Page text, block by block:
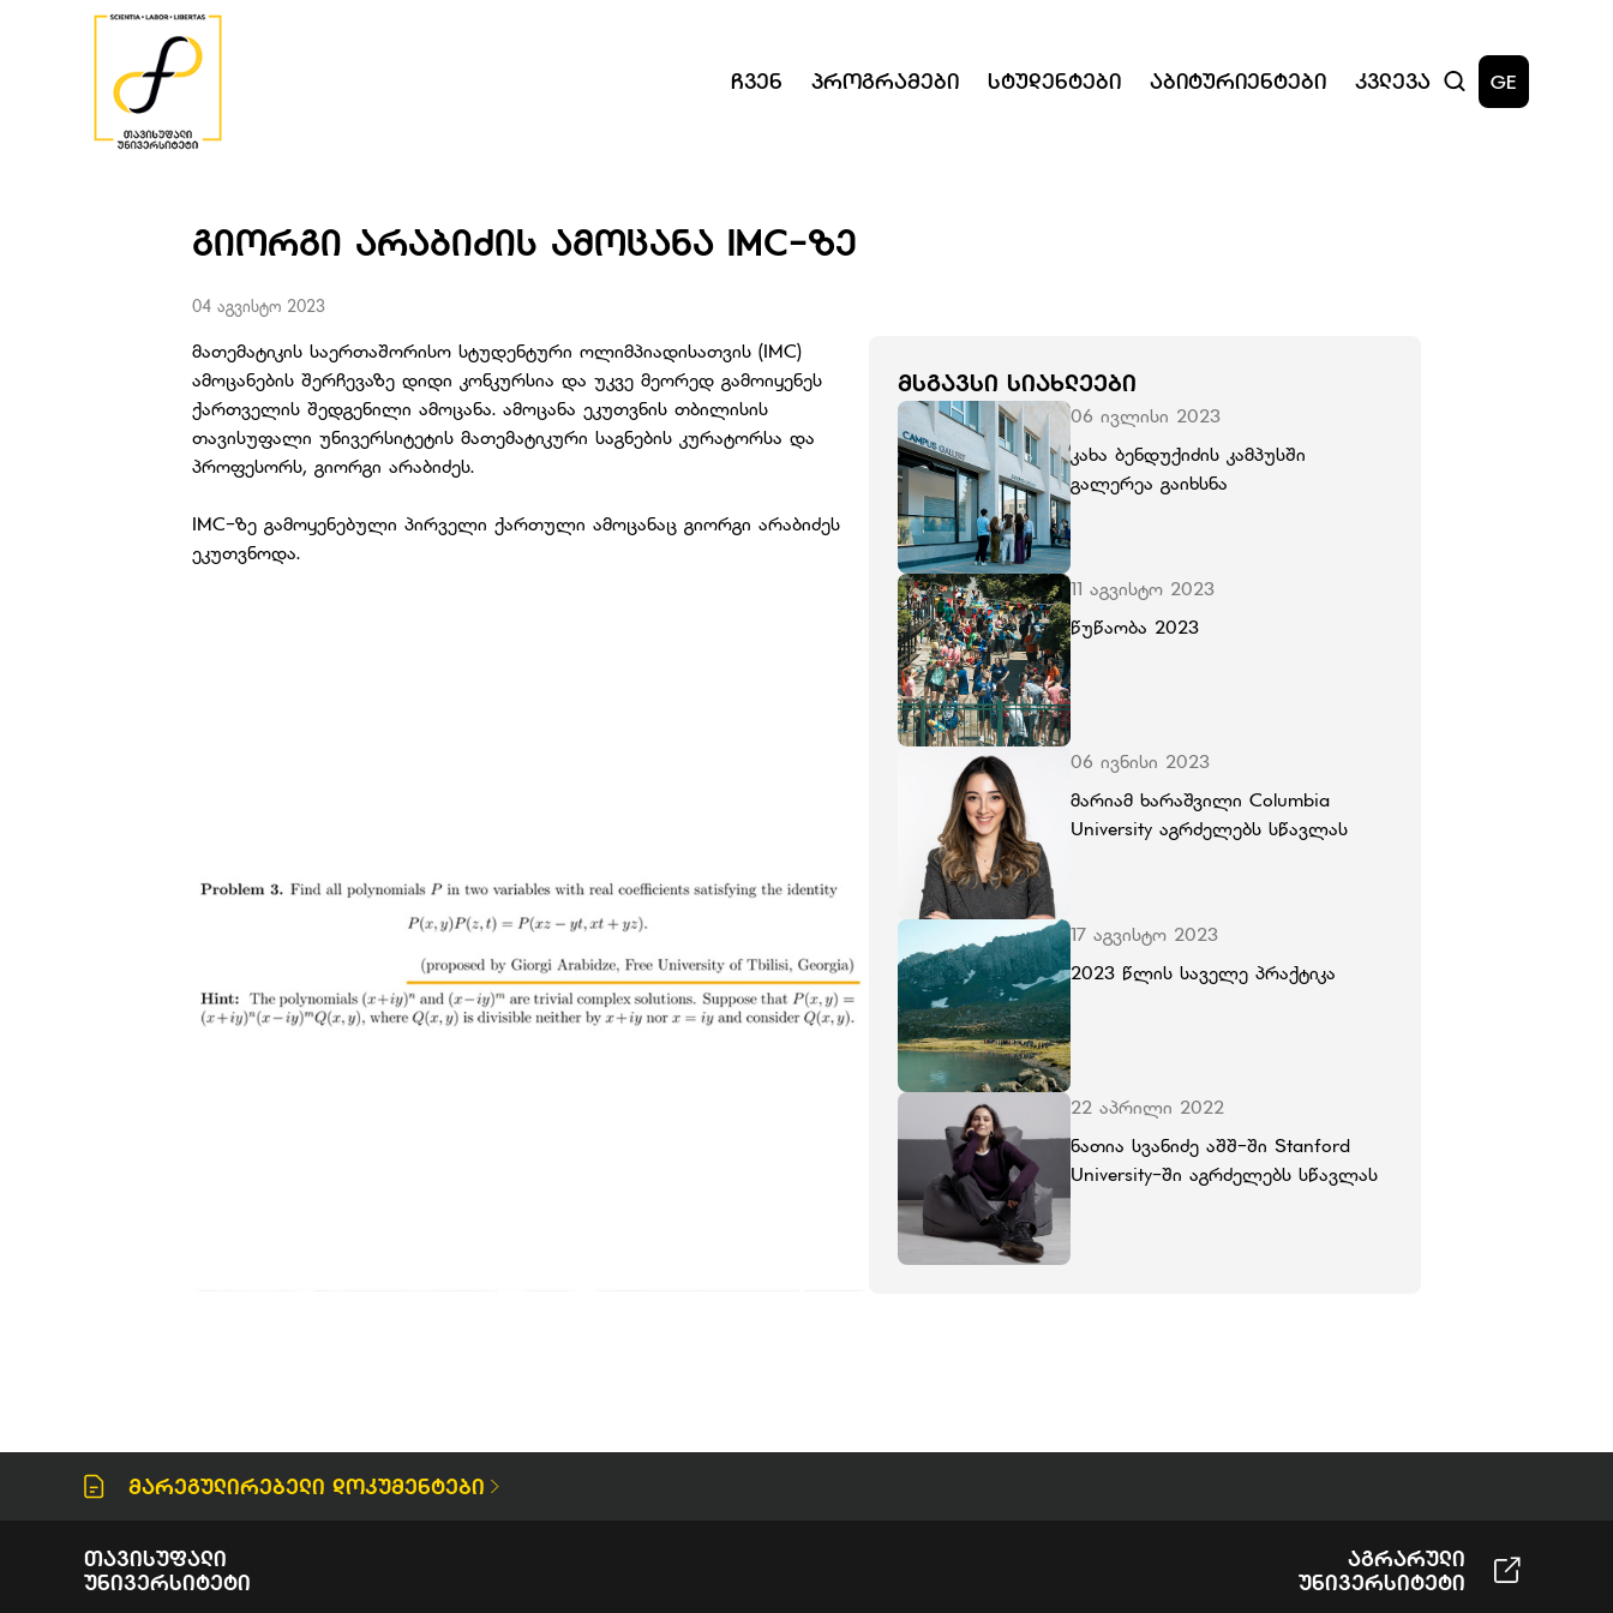
Ჩვენ Პროგრამები Სტუდენტები Აბიტურიენტები Კვლევა GE
ᲒᲘᲝᲠᲒᲘ ᲐᲠᲐᲑᲘᲫᲘᲡ ᲐᲛᲝᲪᲐᲜᲐ IMC-ᲖᲔ
04 აგვისტო 2023
მათემატიკის საერთაშორისო სტუდენტური ოლიმპიადისათვის (IMC)
ამოცანების შერჩევაზე დიდი კონკურსია და უკვე მეორედ გამოიყენეს
ქართველის შედგენილი ამოცანა. ამოცანა ეკუთვნის თბილისის
თავისუფალი უნივერსიტეტის მათემატიკური საგნების კურატორსა და
პროფესორს, გიორგი არაბიძეს.
IMC-ზე გამოყენებული პირველი ქართული ამოცანაც გიორგი არაბიძეს
ეკუთვნოდა.
ᲛᲡᲒᲐᲕᲡᲘ ᲡᲘᲐᲮᲚᲔᲔᲑᲘ
06 ივლისი 2023
კახა ბენდუქიძის კამპუსში
გალერეა გაიხსნა
11 აგვისტო 2023
წუწაობა 2023
06 ივნისი 2023
მარიამ ხარაშვილი Columbia
University აგრძელებს სწავლას
17 აგვისტო 2023
2023 წლის საველე პრაქტიკა
22 აპრილი 2022
ნათია სვანიძე აშშ-ში Stanford
University-ში აგრძელებს სწავლას
Მარეგულირებელი Დოკუმენტები
Თავისუფალი
Უნივერსიტეტი
Აგრარული
Უნივერსიტეტი